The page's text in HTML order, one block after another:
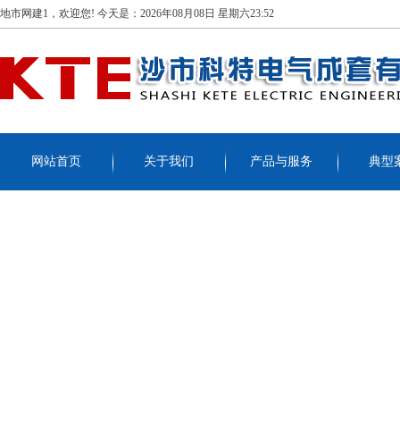
地市网建1，欢迎您! 今天是： 2026年08月08日 星期六23:52
网站首页 关于我们 产品与服务 典型